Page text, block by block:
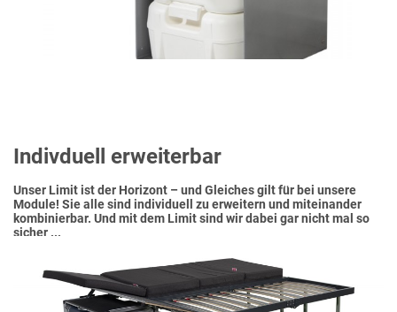
Indivduell erweiterbar
Unser Limit ist der Horizont – und Gleiches gilt für bei unsere
Module! Sie alle sind individuell zu erweitern und miteinander
kombinierbar. Und mit dem Limit sind wir dabei gar nicht mal so
sicher ...